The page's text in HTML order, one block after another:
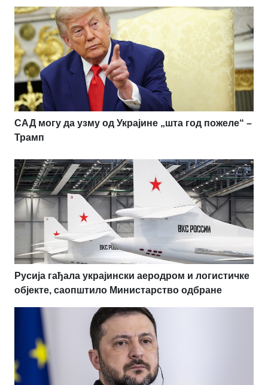
САД могу да узму од Украјине „шта год пожеле“ –
Трамп
Русија гађала украјински аеродром и логистичке
објекте, саопштило Министарство одбране